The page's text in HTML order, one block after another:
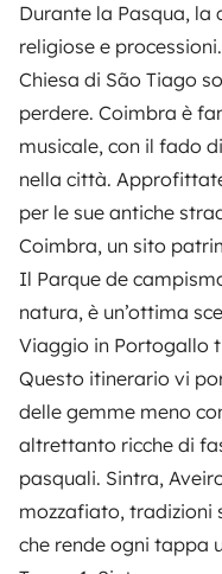
Durante la Pasqua, la
religiose e
Chiesa di São Tiago
perdere. Coimbra è
musicale, con il fado
nella città.
per le sue antiche
Coimbra, un sito
Il Parque de
natura, è un’ottima
Viaggio in Portogallo
Questo itinerario vi
delle gemme meno
altrettanto ricche di
pasquali. Sintra,
mozzafiato, tradizioni
che rende ogni tappa